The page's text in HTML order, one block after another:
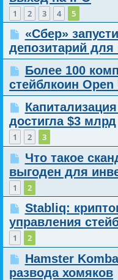
1 2 3 4 5
«Сбер»
депозитарий
Более 100
стейблкоин Open
достигла $3 млрд
1 2 3
Что такое
выгоден для
1 2
Stabliq:
управления
1 2
Hamster
развода хомяков